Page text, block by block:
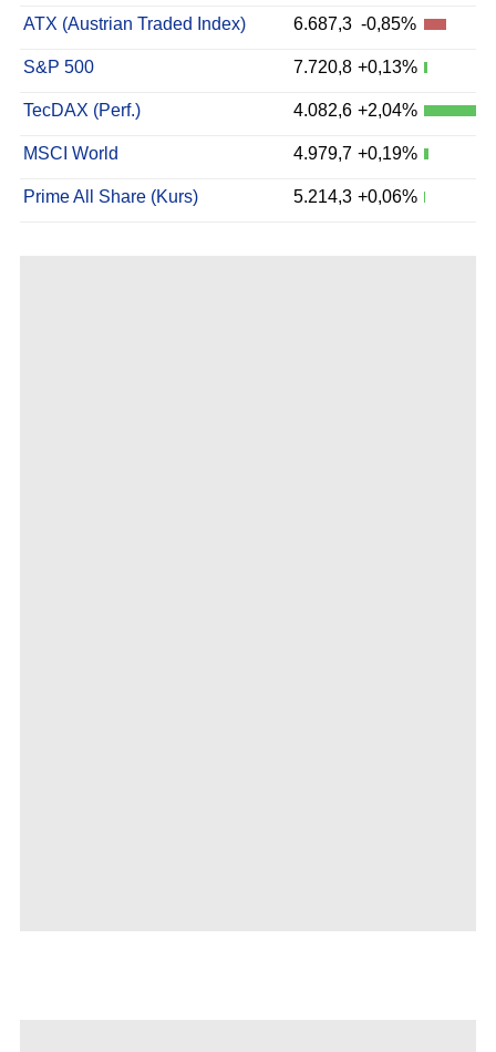
ATX (Austrian Traded Index) 6.687,3 -0,85%
S&P 500 7.720,8 +0,13%
TecDAX (Perf.) 4.082,6 +2,04%
MSCI World 4.979,7 +0,19%
Prime All Share (Kurs) 5.214,3 +0,06%